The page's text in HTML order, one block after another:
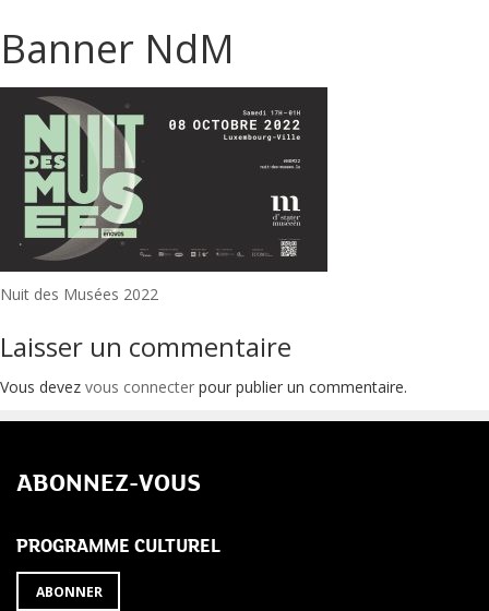
Banner NdM
Navigation
de
l’article
Nuit des Musées 2022
Laisser un commentaire
Vous devez vous connecter pour publier un commentaire.
ABONNEZ-VOUS
PROGRAMME CULTUREL
ABONNER